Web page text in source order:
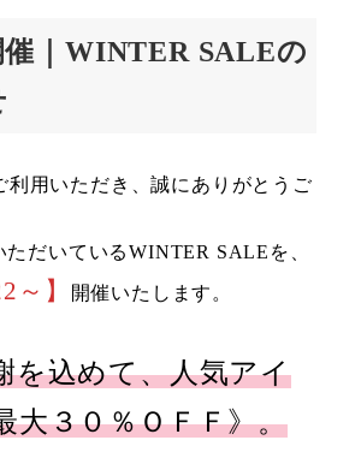
｜WINTER SALEの
利用いただき、誠にありがとうご
だいているWINTER SALEを、
～】 開催いたします。
を込めて、人気アイ
大３０％ＯＦＦ》。